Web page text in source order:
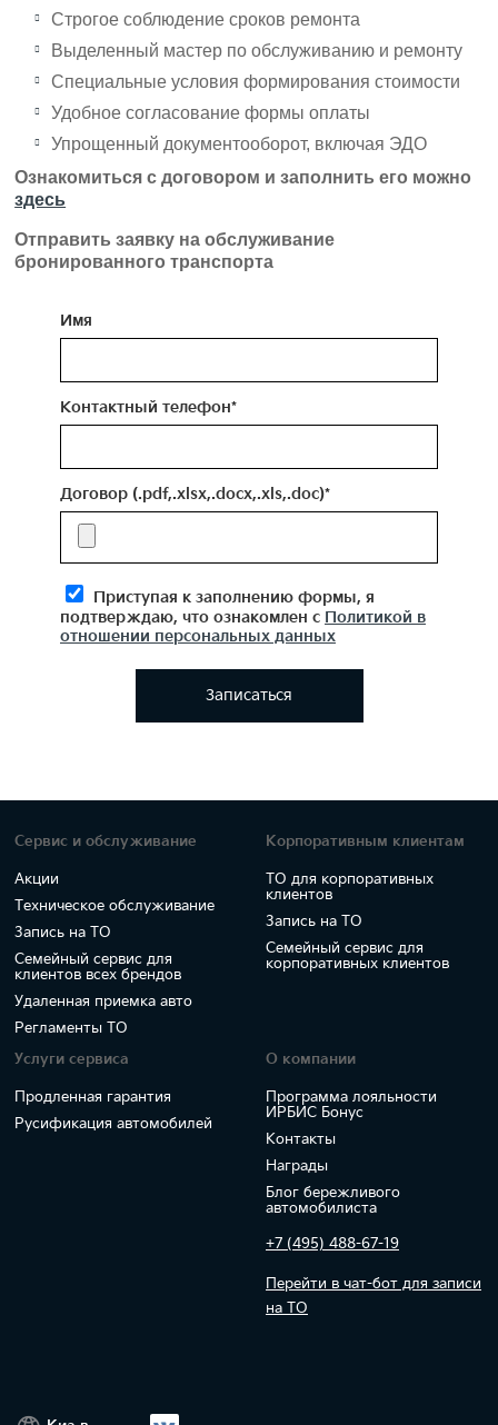
Строгое соблюдение сроков ремонта
Выделенный мастер по обслуживанию и ремонту
Специальные условия формирования стоимости
Удобное согласование формы оплаты
Упрощенный документооборот, включая ЭДО
Ознакомиться с договором и заполнить его можно
здесь
Отправить заявку на обслуживание
бронированного транспорта
Имя
Контактный телефон*
Договор (.pdf,.xlsx,.docx,.xls,.doc)*
Приступая к заполнению формы, я
подтверждаю, что ознакомлен с Политикой в
отношении персональных данных
Записаться
Сервис и обслуживание
Акции
Техническое обслуживание
Запись на ТО
Семейный сервис для
клиентов всех брендов
Удаленная приемка авто
Регламенты ТО
Корпоративным клиентам
ТО для корпоративных
клиентов
Запись на ТО
Семейный сервис для
корпоративных клиентов
Услуги сервиса
Продленная гарантия
Русификация автомобилей
О компании
Программа лояльности
ИРБИС Бонус
Контакты
Награды
Блог бережливого
автомобилиста
+7 (495) 488-67-19
Перейти в чат-бот для записи
на ТО